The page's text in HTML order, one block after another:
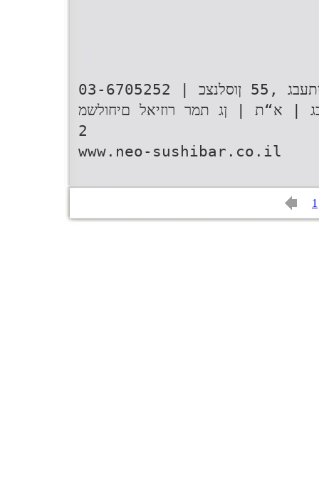
03-6705252 | םייתעבג ,55 ןוסלנצכ
| א“ת | ןג תמר רוזיאל םיחולשמ
2
www.neo-sushibar.co.il
1